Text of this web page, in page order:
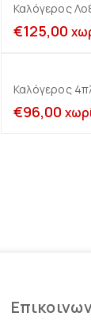
Καλόγερος
€125,00
Καλόγερος
€96,00